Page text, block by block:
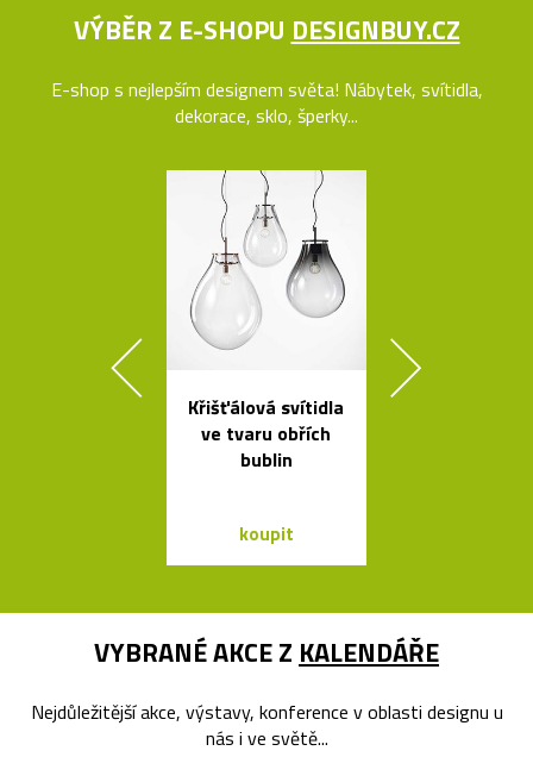
VÝBĚR Z E-SHOPU DESIGNBUY.CZ
E-shop s nejlepším designem světa! Nábytek, svítidla,
dekorace, sklo, šperky...
Křišťálová svítidla
ve tvaru obřích
bublin
koupit
VYBRANÉ AKCE Z KALENDÁŘE
Nejdůležitější akce, výstavy, konference v oblasti designu u
nás i ve světě...